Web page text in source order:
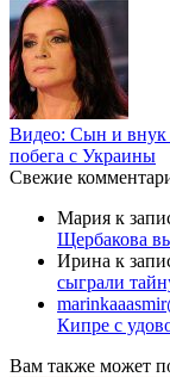
Видео: Сын и внук
побега с Украины
Свежие
Мария к
Щербакова
Ирина к
сыграли
Кипре с
Вам также может